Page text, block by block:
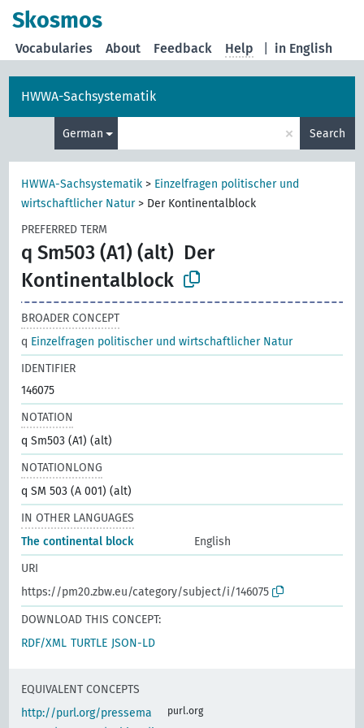
Skosmos
in English
Vocabularies About Feedback Help
HWWA-Sachsystematik
German × Search
HWWA-Sachsystematik > Einzelfragen politischer und
wirtschaftlicher Natur> Der Kontinentalblock
PREFERRED TERM
q Sm503 (A1) (alt) Der
Kontinentalblock
BROADER CONCEPT
q Einzelfragen politischer und wirtschaftlicher Natur
IDENTIFIER
146075
NOTATION
q Sm503 (A1) (alt)
NOTATIONLONG
q SM 503 (A 001) (alt)
IN OTHER LANGUAGES
The continental block
English
URI
https://pm20.zbw.eu/category/subject/i/146075
DOWNLOAD THIS CONCEPT:
RDF/XML TURTLE JSON-LD
EQUIVALENT CONCEPTS
http://purl.org/pressema
purl.org